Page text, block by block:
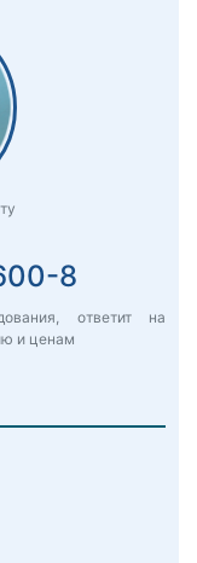
8
ответит на
и ценам